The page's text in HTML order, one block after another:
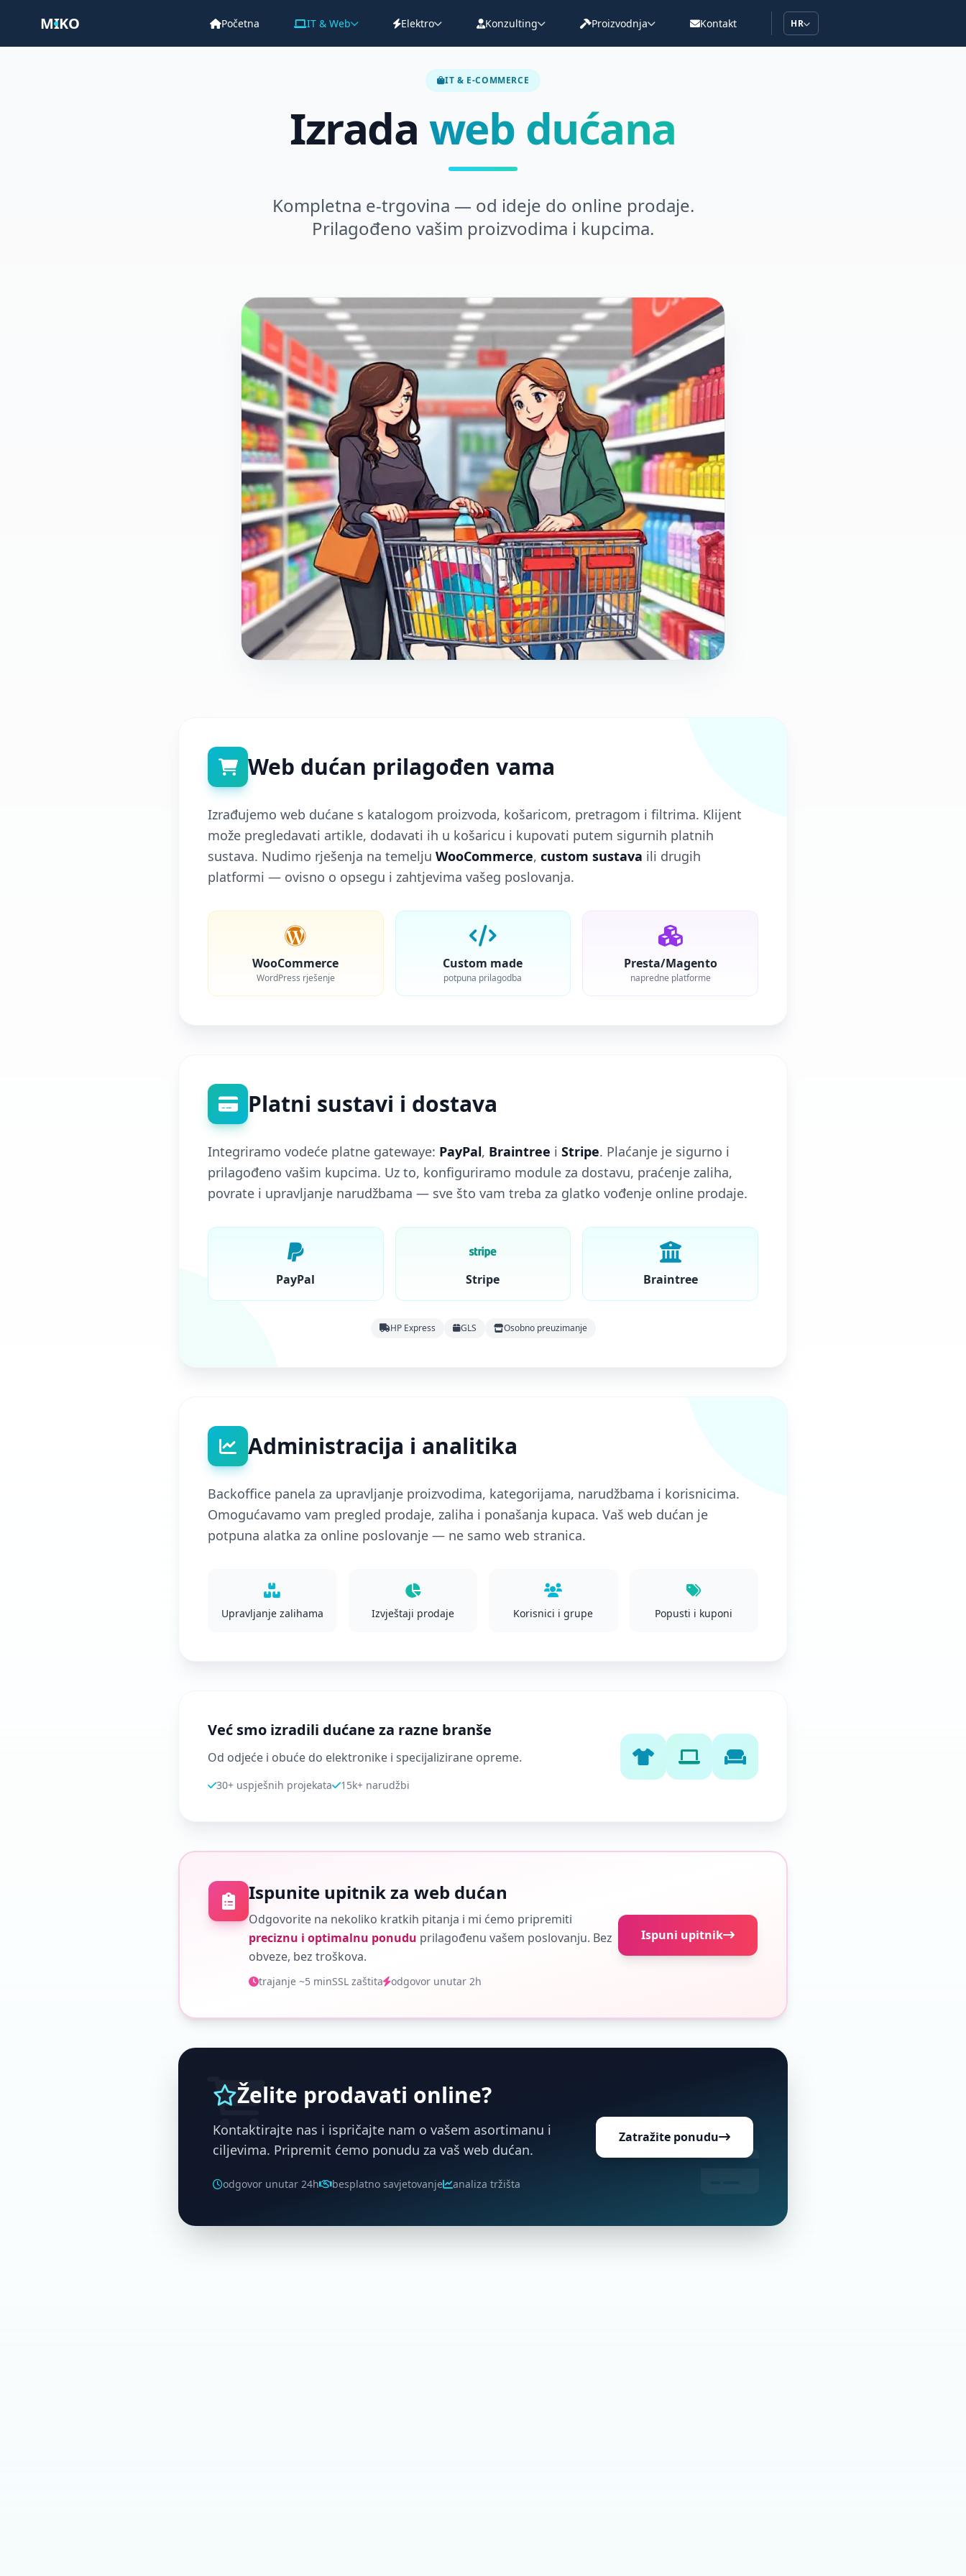
MIKO Početna IT & Web Elektro Konzulting Proizvodnja Kontakt HR
IT & E-COMMERCE
Izrada web dućana
Kompletna e-trgovina — od ideje do online prodaje.
Prilagođeno vašim proizvodima i kupcima.
Web dućan prilagođen vama
Izrađujemo web dućane s katalogom proizvoda, košaricom, pretragom i filtrima. Klijent
može pregledavati artikle, dodavati ih u košaricu i kupovati putem sigurnih platnih
sustava. Nudimo rješenja na temelju WooCommerce, custom sustava ili drugih
platformi — ovisno o opsegu i zahtjevima vašeg poslovanja.
WooCommerce
WordPress rješenje
Custom made
potpuna prilagodba
Presta/Magento
napredne platforme
Platni sustavi i dostava
Integriramo vodeće platne gatewaye: PayPal, Braintree i Stripe. Plaćanje je sigurno i
prilagođeno vašim kupcima. Uz to, konfiguriramo module za dostavu, praćenje zaliha,
povrate i upravljanje narudžbama — sve što vam treba za glatko vođenje online prodaje.
PayPal Stripe Braintree
HP Express GLS Osobno preuzimanje
Administracija i analitika
Backoffice panela za upravljanje proizvodima, kategorijama, narudžbama i korisnicima.
Omogućavamo vam pregled prodaje, zaliha i ponašanja kupaca. Vaš web dućan je
potpuna alatka za online poslovanje — ne samo web stranica.
Upravljanje zalihama Izvještaji prodaje Korisnici i grupe Popusti i kuponi
Već smo izradili dućane za razne branše
Od odjeće i obuće do elektronike i specijalizirane opreme.
30+ uspješnih projekata 15k+ narudžbi
Ispunite upitnik za web dućan
Odgovorite na nekoliko kratkih pitanja i mi ćemo pripremiti
preciznu i optimalnu ponudu prilagođenu vašem poslovanju. Bez
obveze, bez troškova.
trajanje ~5 minSSL zaštita odgovor unutar 2h
Ispuni upitnik
Želite prodavati online?
Kontaktirajte nas i ispričajte nam o vašem asortimanu i
ciljevima. Pripremit ćemo ponudu za vaš web dućan.
odgovor unutar 24h besplatno savjetovanje analiza tržišta
Zatražite ponudu